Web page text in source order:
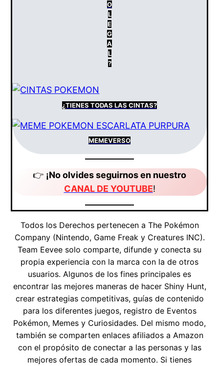
O
L
E
G
A
L
?
¿TIENES TODAS LAS CINTAS?
MEMEVERSO
👉 ¡No olvides seguirnos en nuestro
CANAL DE YOUTUBE!
Todos los Derechos pertenecen a The Pokémon
Company (Nintendo, Game Freak y Creatures INC).
Team Eevee solo comparte, difunde y conecta su
propia experiencia con la marca con la de otros
usuarios. Algunos de los fines principales es
encontrar las mejores maneras de hacer Shiny Hunt,
crear estrategias competitivas, guías de contenido
para los diferentes juegos, registro de Eventos
Pokémon, Memes y Curiosidades. Del mismo modo,
también se comparten enlaces afiliados a Amazon
con el propósito de conectar a las personas y las
mejores ofertas de cada momento. Si tienes